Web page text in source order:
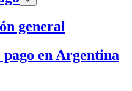
general
pago en Argentina